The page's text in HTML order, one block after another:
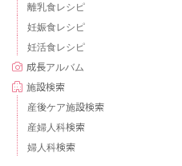
離乳食レシピ
妊娠食レシピ
妊活食レシピ
成長アルバム
施設検索
産後ケア施設検索
産婦人科検索
婦人科検索